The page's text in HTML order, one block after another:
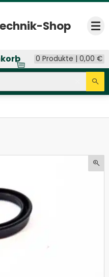
Shop
0 Produkte |0,00€